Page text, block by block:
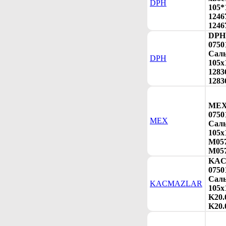
DPH
DPH
DPH
MEX
KACMAZLAR